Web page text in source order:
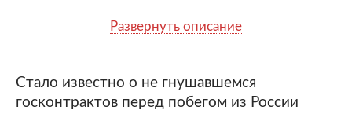
Полное имя
Дмитрий Юрьевич
Дата рождения 4 июля 1957
Стало известно о не гнушавшемся
госконтрактов перед побегом из России